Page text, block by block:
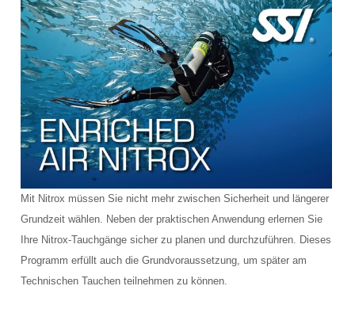
Mit Nitrox müssen Sie nicht mehr zwischen Sicherheit und längerer
Grundzeit wählen. Neben der praktischen Anwendung erlernen Sie
Ihre Nitrox-Tauchgänge sicher zu planen und durchzuführen. Dieses
Programm erfüllt auch die Grundvoraussetzung, um später am
Technischen Tauchen teilnehmen zu können.